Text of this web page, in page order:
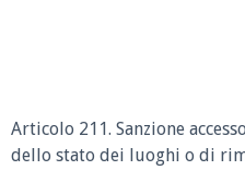
Articolo 211. Sanzione
dello stato dei luoghi o di